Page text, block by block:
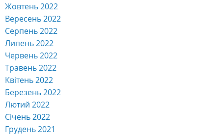
Жовтень 2022
Вересень 2022
Серпень 2022
Липень 2022
Червень 2022
Травень 2022
Квітень 2022
Березень 2022
Лютий 2022
Січень 2022
Грудень 2021